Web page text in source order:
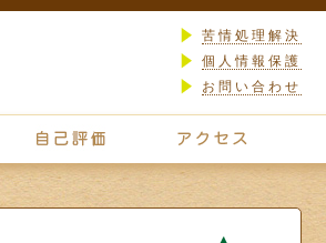
苦情処理解決
個人情報保護
お問い合わせ